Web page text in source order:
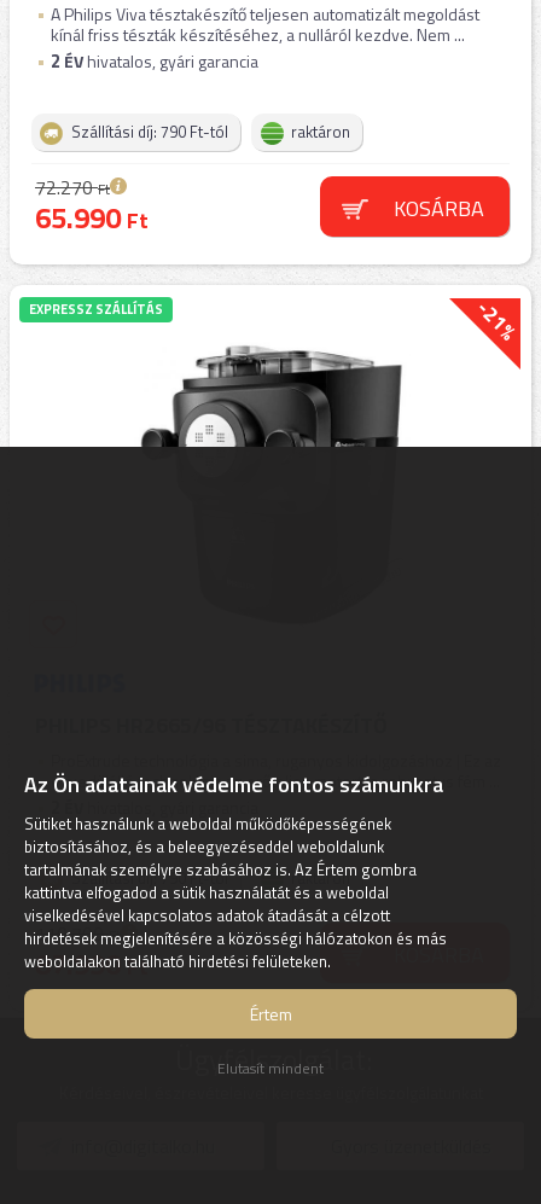
A Philips Viva tésztakészítő teljesen automatizált megoldást
kínál friss tészták készítéséhez, a nulláról kezdve. Nem ...
2 ÉVhivatalos, gyári garancia
Szállítási díj: 790 Ft-tól raktáron
72.270Ft
65.990Ft KOSÁRBA
-21%
EXPRESSZ SZÁLLÍTÁS
egyedülálló technológia az erőteljes motort, a robusztus fém ...
Szállítási díj: 790 Ft-tól raktáron
110.700Ft
87.990Ft KOSÁRBA
Ügyfélszolgálat:
Az Ön adatainak védelme fontos számunkra
Sütiket használunk a weboldal működőképességének
biztosításához, és a beleegyezéseddel weboldalunk
tartalmának személyre szabásához is. Az Értem gombra
kattintva elfogadod a sütik használatát és a weboldal
viselkedésével kapcsolatos adatok átadását a célzott
hirdetések megjelenítésére a közösségi hálózatokon és más
weboldalakon található hirdetési felületeken.
Értem
Elutasít mindent